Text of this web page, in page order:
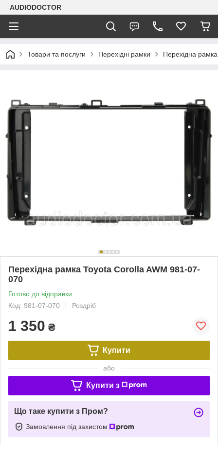
AUDIODOCTOR
Товари та послуги Перехідні рамки Перехідна
Перехідна рамка Toyota Corolla AWM 981-07-
070
Готово до відправки
Код: 981-07-070
Роздріб
1 350 ₴
Купити
або
Купити з
Що таке купити з Пром?
Замовлення під захистом